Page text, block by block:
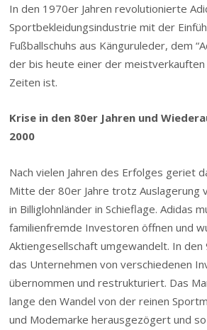
In den 1970er Jahren revolutionierte
Sportbekleidungsindustrie mit der
Fußballschuhs aus Känguruleder, dem
der bis heute einer der meistverkauften
Zeiten ist.
Krise in den 80er Jahren und
2000
Nach vielen Jahren des Erfolges geriet
Mitte der 80er Jahre trotz Auslagerung
in Billiglohnländer in Schieflage. Adidas
familienfremde Investoren öffnen und
Aktiengesellschaft umgewandelt. In den
das Unternehmen von verschiedenen
übernommen und restrukturiert. Das
lange den Wandel von der reinen
und Modemarke herausgezögert und